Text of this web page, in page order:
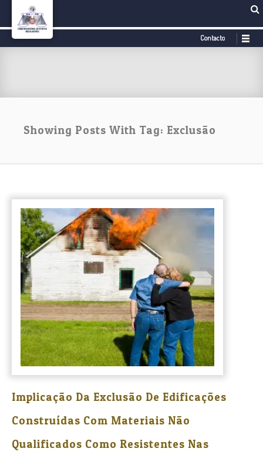
Contacto
Showing Posts With Tag: Exclusão
Implicação Da Exclusão De Edificações
Construídas Com Materiais Não
Qualificados Como Resistentes Nas